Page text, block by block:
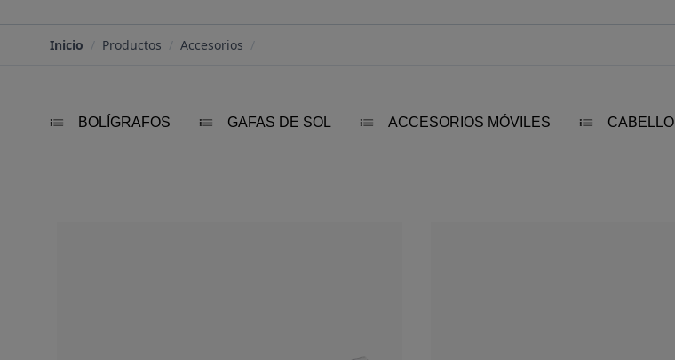
Inicio / Productos / Accesorios /
BOLÍGRAFOS GAFAS DE SOL ACCESORIOS MÓVILES CABELLO